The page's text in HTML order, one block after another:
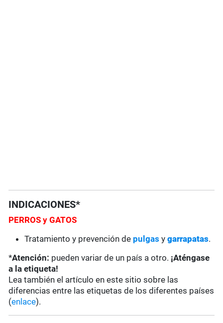
INDICACIONES*
PERROS y GATOS
Tratamiento y prevención de pulgas ygarrapatas.
*Atención: pueden variar de un país a otro. ¡Aténgase
a la etiqueta!
Lea también el artículo en este sitio sobre las
diferencias entre las etiquetas de los diferentes países
(enlace).